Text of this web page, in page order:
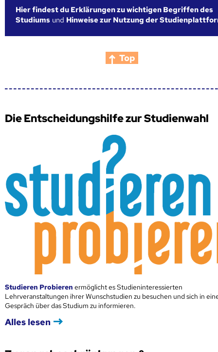
Hier findest du Erklärungen zu wichtigen Begriffen des
Studiums und Hinweise zur Nutzung der
Top
Die Entscheidungshilfe zur Studienwahl
Studieren Probieren ermöglicht es Studieninteressierten
Lehrveranstaltungen ihrer Wunschstudien zu besuchen und sich in
Gespräch über das Studium zu informieren.
Alles lesen